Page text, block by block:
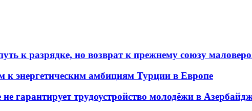
к разрядке, но возврат к прежнему союзу
к энергетическим амбициям Турции в Европе
гарантирует трудоустройство молодёжи в